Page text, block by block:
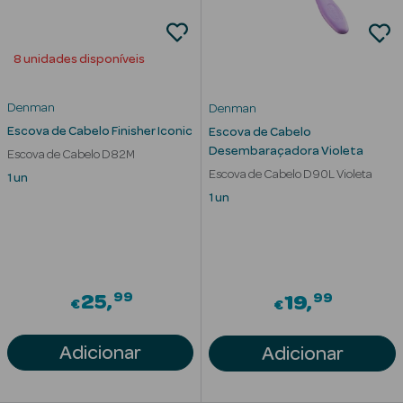
Ver Tudo
Solares Bebé e
8 unidades disponíveis
Denman
Escova de Cabelo Finisher Iconic
Escova de Cabelo D82M
1 un
€25 99
Adicionar
Denman
Escova de Cabelo
Desembaraçadora Violeta
Escova de Cabelo D90L Violeta
1 un
€19 99
Adicionar